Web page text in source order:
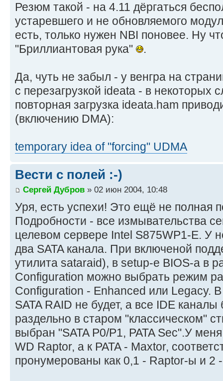
Резюм такой - на 4.11 дёргаться
устаревшего и не обновляемого
есть, только нужен NBI поновее. Ну
"Бриллиантовая рука"
.
Да, чуть не забыл - у венгра на
с перезагрузкой ideata - в некоторых
повторная загрузка ideata.ham
(включению DMA):
temporary idea of "forcing" UDMA
Вести с полей :-)
Сергей Дубров » 02 июн 2004, 10:48
Уря, есть успехи! Это ещё не полная
Подробности - все измывательства
целевом сервере Intel S875WP1-E. У
два SATA канала. При включеной
утилита sataraid), в setup-е BIOS-а в
Configuration можно выбрать режим
Configuration - Enhanced или Legacy.
SATA RAID не будет, а все IDE
раздельно в старом "классическом"
выбран "SATA P0/P1, PATA Sec".У
WD Raptor, а к PATA - Maxtor,
пронумерованы как 0,1 - Raptor-ы и 2